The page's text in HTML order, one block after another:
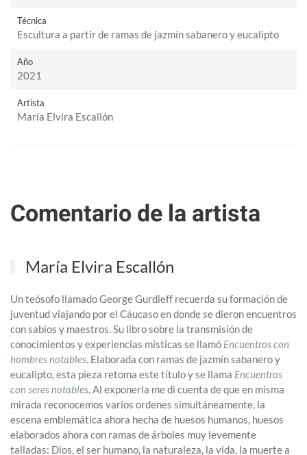
Técnica
Escultura a partir de ramas de jazmín sabanero y eucalipto
Año
2021
Artista
María Elvira Escallón
Comentario de la artista
María Elvira Escallón
Un teósofo llamado George Gurdieff recuerda su formación de
juventud viajando por el Cáucaso en donde se dieron encuentros
con sabios y maestros. Su libro sobre la transmisión de
conocimientos y experiencias místicas se llamó Encuentros con
hombres notables. Elaborada con ramas de jazmín sabanero y
eucalipto, esta pieza retoma este título y se llama Encuentros
con seres notables. Al exponerla me di cuenta de que en misma
mirada reconocemos varios ordenes simultáneamente, la
escena emblemática ahora hecha de huesos humanos, huesos
elaborados ahora con ramas de árboles muy levemente
talladas: Dios, el ser humano, la naturaleza, la vida, la muerte a